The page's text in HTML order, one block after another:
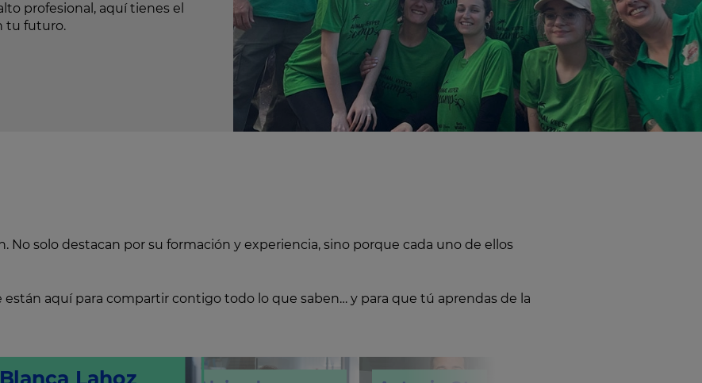
profesional, aquí tienes el
tu futuro.
solo destacan por su formación y experiencia, sino porque cada uno de ellos
aquí para compartir contigo todo lo que saben… y para que tú aprendas de la